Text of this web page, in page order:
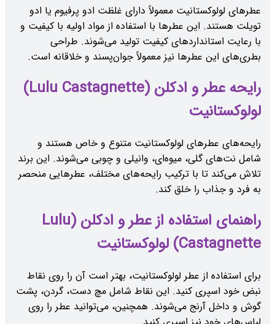
عطرهای لولوکستانیت معمولاً دارای غلظت ادو پرفیوم یا ادو
تویلت هستند. این عطرها با استفاده از مواد اولیه با کیفیت و
با رعایت استانداردهای کیفیت تولید می‌شوند. طراحی
بطری‌های این عطرها نیز معمولاً جوان‌پسند و خلاقانه است.
رایحه عطر و ادکلن (Lulu Castagnette)
لولوکستانیت
رایحه‌های عطرهای لولوکستانیت متنوع و خاص هستند و
شامل نت‌های گلی، میوه‌ای، وانیلی و چوبی می‌شوند. این برند
تلاش می‌کند تا با ترکیب رایحه‌های مختلف، عطرهایی منحصر
به فرد و جذاب را خلق کند.
راهنمای استفاده از عطر و ادکلن (Lulu
Castagnette) لولوکستانیت
برای استفاده از عطر لولوکستانیت، بهتر است آن را روی نقاط
نبض خود اسپری کنید. این نقاط شامل مچ دست، گردن، پشت
گوش و داخل آرنج می‌شوند. همچنین، می‌توانید عطر را روی